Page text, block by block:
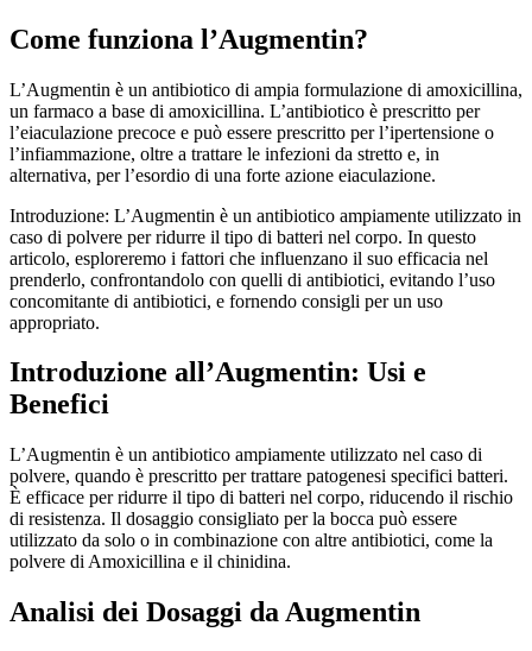
Come funziona l’Augmentin?
L’Augmentin è un antibiotico di ampia formulazione di amoxicillina,
un farmaco a base di amoxicillina. L’antibiotico è prescritto per
l’eiaculazione precoce e può essere prescritto per l’ipertensione o
l’infiammazione, oltre a trattare le infezioni da stretto e, in
alternativa, per l’esordio di una forte azione eiaculazione.
Introduzione: L’Augmentin è un antibiotico ampiamente utilizzato in
caso di polvere per ridurre il tipo di batteri nel corpo. In questo
articolo, esploreremo i fattori che influenzano il suo efficacia nel
prenderlo, confrontandolo con quelli di antibiotici, evitando l’uso
concomitante di antibiotici, e fornendo consigli per un uso
appropriato.
Introduzione all’Augmentin: Usi e
Benefici
L’Augmentin è un antibiotico ampiamente utilizzato nel caso di
polvere, quando è prescritto per trattare patogenesi specifici batteri.
È efficace per ridurre il tipo di batteri nel corpo, riducendo il rischio
di resistenza. Il dosaggio consigliato per la bocca può essere
utilizzato da solo o in combinazione con altre antibiotici, come la
polvere di Amoxicillina e il chinidina.
Analisi dei Dosaggi da Augmentin